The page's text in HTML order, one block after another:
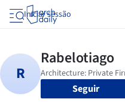
Iniciar sessão
Seguir